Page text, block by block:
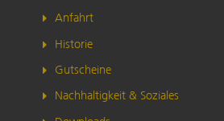
Anfahrt
Historie
Gutscheine
Nachhaltigkeit & Soziales